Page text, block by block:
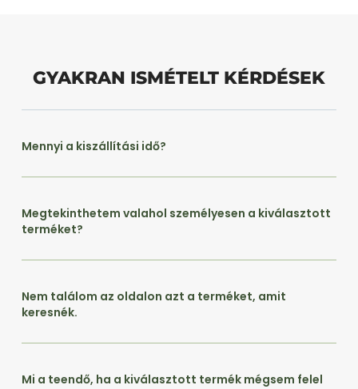
GYAKRAN ISMÉTELT KÉRDÉSEK
Mennyi a kiszállítási idő?
Megtekinthetem valahol személyesen a kiválasztott
terméket?
Nem találom az oldalon azt a terméket, amit
keresnék.
Mi a teendő, ha a kiválasztott termék mégsem felel